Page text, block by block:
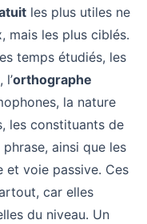
les plus utiles ne
mais les plus ciblés.
temps étudiés, les
l’orthographe
la nature
les constituants de
ainsi que les
voie passive. Ces
car elles
du niveau. Un